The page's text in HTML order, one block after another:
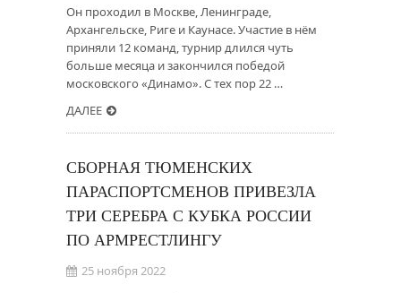
Он проходил в Москве, Ленинграде,
Архангельске, Риге и Каунасе. Участие в нём
приняли 12 команд, турнир длился чуть
больше месяца и закончился победой
московского «Динамо». С тех пор 22 …
ДАЛЕЕ
СБОРНАЯ ТЮМЕНСКИХ
ПАРАСПОРТСМЕНОВ ПРИВЕЗЛА
ТРИ СЕРЕБРА С КУБКА РОССИИ
ПО АРМРЕСТЛИНГУ
25 ноября 2022